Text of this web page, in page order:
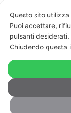
Cosa
Questo sito
Puoi accettare,
pulsanti desiderati.
Chiudendo questa